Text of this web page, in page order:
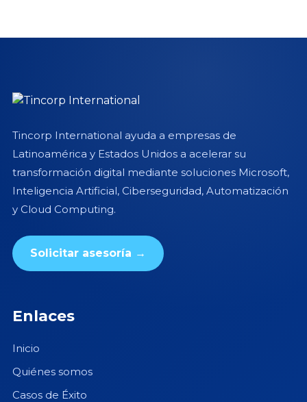
Tincorp International ayuda a empresas de
Latinoamérica y Estados Unidos a acelerar su
transformación digital mediante soluciones Microsoft,
Inteligencia Artificial, Ciberseguridad, Automatización
y Cloud Computing.
Solicitar asesoría →
Enlaces
Inicio
Quiénes somos
Casos de Éxito